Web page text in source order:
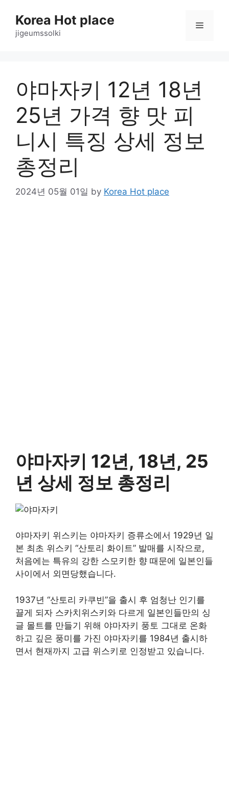
content
Korea Hot place
jigeumssolki
Menu
야마자키 12년 18년
25년 가격 향 맛 피
니시 특징 상세 정보
총정리
2024년 05월 01일 by Korea Hot place
야마자키 12년, 18년, 25
년 상세 정보 총정리
야마자키 위스키는 야마자키 증류소에서 1929년 일
본 최초 위스키 “산토리 화이트” 발매를 시작으로,
처음에는 특유의 강한 스모키한 향 때문에 일본인들
사이에서 외면당했습니다.
1937년 “산토리 카쿠빈”을 출시 후 엄청난 인기를
끌게 되자 스카치위스키와 다르게 일본인들만의 싱
글 몰트를 만들기 위해 야마자키 풍토 그대로 온화
하고 깊은 풍미를 가진 야마자키를 1984년 출시하
면서 현재까지 고급 위스키로 인정받고 있습니다.